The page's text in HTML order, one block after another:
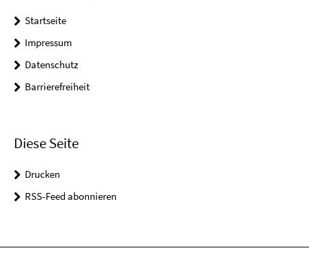
Startseite
Impressum
Datenschutz
Barrierefreiheit
Diese Seite
Drucken
RSS-Feed abonnieren